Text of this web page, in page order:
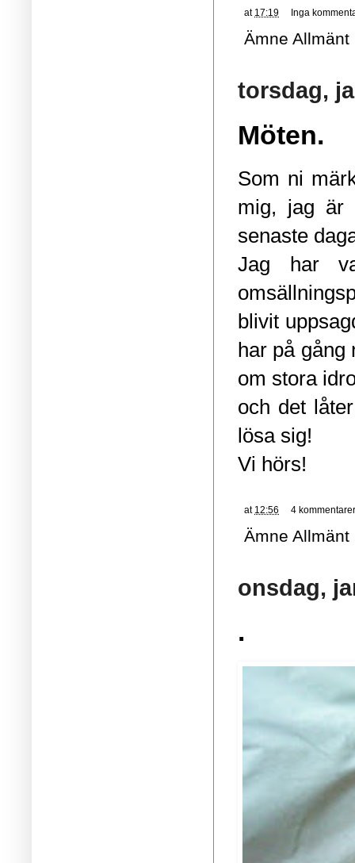
at 17:19 Inga
Ämne Allmänt
torsdag,
Möten.
Som ni
mig, jag är
senaste
Jag har
blivit
har på gång
om stora
och det
lösa sig!
Vi hörs!
at 12:56 4
Ämne Allmänt
onsdag,
.